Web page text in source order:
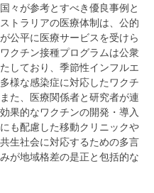
々が参考とすべき優良事例と
トラリアの医療体制は、公的
公平に医療サービスを受けら
クチン接種プログラムは公衆
しており、季節性インフルエ
様な感染症に対応したワクチ
た、医療関係者と研究者が連
果的なワクチンの開発・導入
も配慮した移動クリニックや
生社会に対応するための多言
が地域格差の是正と包括的な